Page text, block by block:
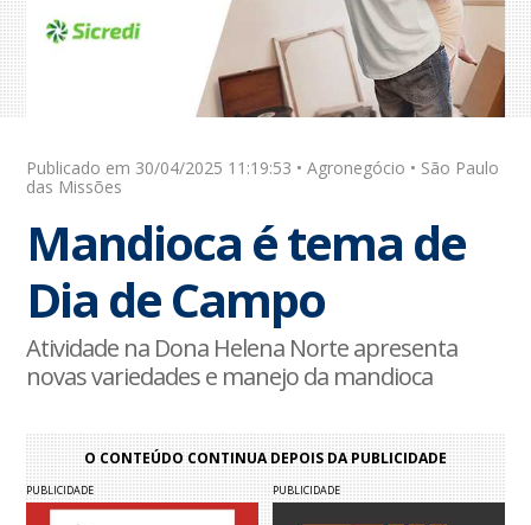
Publicado em 30/04/2025 11:19:53 • Agronegócio • São Paulo
das Missões
Mandioca é tema de
Dia de Campo
Atividade na Dona Helena Norte apresenta
novas variedades e manejo da mandioca
O CONTEÚDO CONTINUA DEPOIS DA PUBLICIDADE
PUBLICIDADE PUBLICIDADE